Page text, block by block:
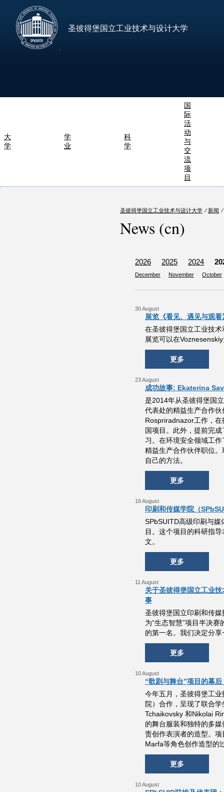
圣彼得堡国立工业技术与设计大学
大
学
学
业
科
学
国
际
活
动
与
交
流
项
目
圣彼得堡国立工业技术与设计大学 ⁄ 新闻 ⁄
News (cn)
2026 2025 2024
December November October
30 August
展览《看见、遇见与观
在圣彼得堡国立工业技
展览可以在
更多
23 August
成功故事: Ekaterina
是2014年从圣彼得堡国
代表处的精益生产合作
Rospriradnazor工作，
国项目。此外，提前完
习。在环境安全领域工
精益生产合作伙伴职位
自己的方法。
更多
16 August
印刷和传媒学院（
SPbSUITD高级印刷与
目。这个项目的科研指
文。
更多
11 August
关于圣彼得堡国立工业
事
圣彼得堡国立印刷和传
为“生态智慧”项目半决
的第一名。我们决定分
更多
10 August
“歌剧与舞台”项目的幕
今年五月，圣彼得堡工
院）合作，呈现了联合
Tchaikovsky 和Nikolai
的舞台服装和独特的多
责创作表演者的造型。
Marfa等角色创作造型的
更多
10 August